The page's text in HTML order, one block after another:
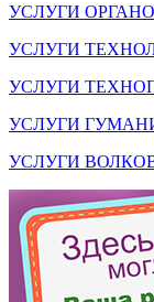
УСЛУГИ
УСЛУГИ
УСЛУГИ
УСЛУГИ
УСЛУГИ